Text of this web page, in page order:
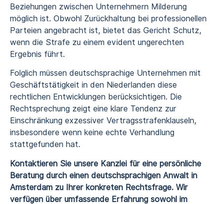
Beziehungen zwischen Unternehmern Milderung
möglich ist. Obwohl Zurückhaltung bei professionellen
Parteien angebracht ist, bietet das Gericht Schutz,
wenn die Strafe zu einem evident ungerechten
Ergebnis führt.
Folglich müssen deutschsprachige Unternehmen mit
Geschäftstätigkeit in den Niederlanden diese
rechtlichen Entwicklungen berücksichtigen. Die
Rechtsprechung zeigt eine klare Tendenz zur
Einschränkung exzessiver Vertragsstrafenklauseln,
insbesondere wenn keine echte Verhandlung
stattgefunden hat.
Kontaktieren Sie unsere Kanzlei für eine persönliche
Beratung durch einen deutschsprachigen Anwalt in
Amsterdam zu Ihrer konkreten Rechtsfrage. Wir
verfügen über umfassende Erfahrung sowohl im